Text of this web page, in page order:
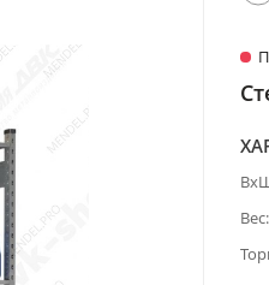
Вес: